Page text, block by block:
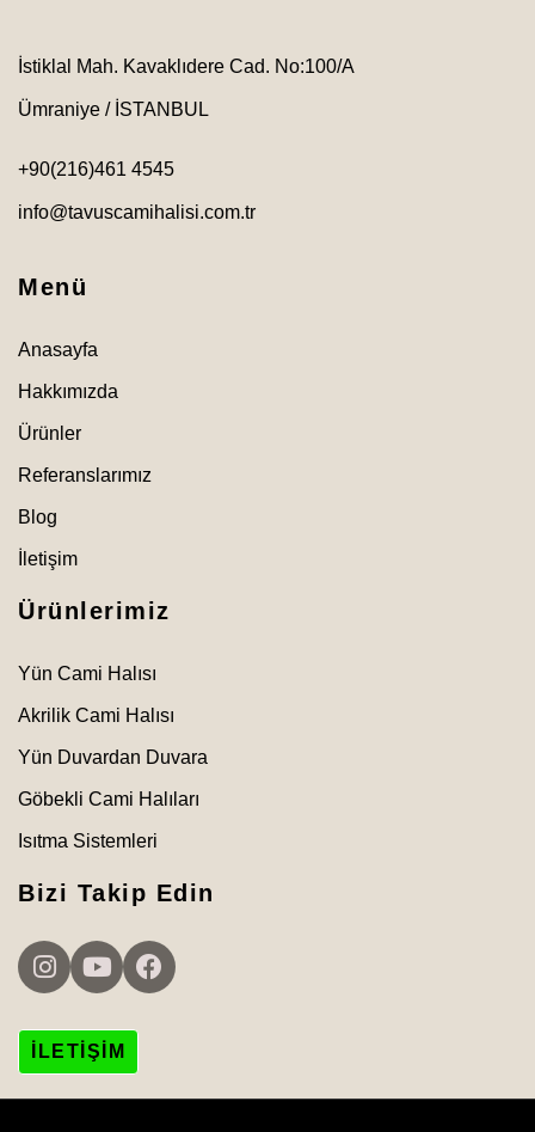
İstiklal Mah. Kavaklıdere Cad. No:100/A
Ümraniye / İSTANBUL
+90(216)461 4545
info@tavuscamihalisi.com.tr
Menü
Anasayfa
Hakkımızda
Ürünler
Referanslarımız
Blog
İletişim
Ürünlerimiz
Yün Cami Halısı
Akrilik Cami Halısı
Yün Duvardan Duvara
Göbekli Cami Halıları
Isıtma Sistemleri
Bizi Takip Edin
İLETIŞIM